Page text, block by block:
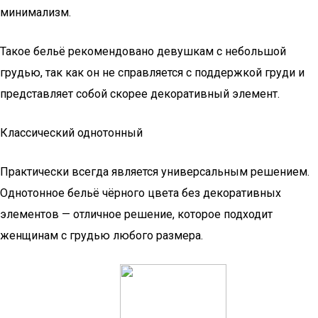
минимализм.
Такое бельё рекомендовано девушкам с небольшой
грудью, так как он не справляется с поддержкой груди и
представляет собой скорее декоративный элемент.
Классический однотонный
Практически всегда является универсальным решением.
Однотонное бельё чёрного цвета без декоративных
элементов — отличное решение, которое подходит
женщинам с грудью любого размера.